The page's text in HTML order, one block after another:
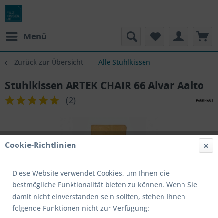
Menü
Zurück zur Übersicht Alle Stuhlkissen
Stuhlkissen ARTEK CHAIR 66 Alvar Aalto
(2)
Cookie-Richtlinien
Diese Website verwendet Cookies, um Ihnen die
bestmögliche Funktionalität bieten zu können. Wenn Sie
damit nicht einverstanden sein sollten, stehen Ihnen
folgende Funktionen nicht zur Verfügung: